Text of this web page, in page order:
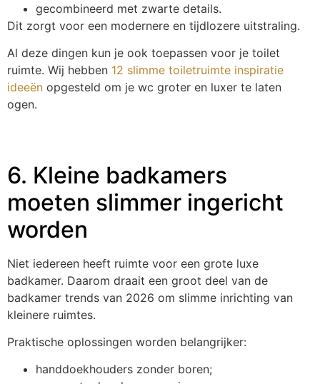
gecombineerd met zwarte details.
Dit zorgt voor een modernere en tijdlozere uitstraling.
Al deze dingen kun je ook toepassen voor je toilet
ruimte. Wij hebben 12 slimme toiletruimte inspiratie
ideeën opgesteld om je wc groter en luxer te laten
ogen.
6. Kleine badkamers
moeten slimmer ingericht
worden
Niet iedereen heeft ruimte voor een grote luxe
badkamer. Daarom draait een groot deel van de
badkamer trends van 2026 om slimme inrichting van
kleinere ruimtes.
Praktische oplossingen worden belangrijker:
handdoekhouders zonder boren;